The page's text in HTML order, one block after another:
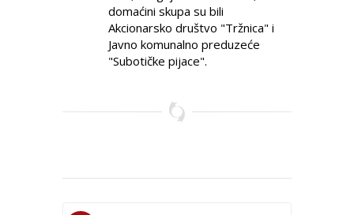
domaćini skupa su bili
Akcionarsko društvo "Tržnica" i
Javno komunalno preduzeće
"Subotičke pijace".